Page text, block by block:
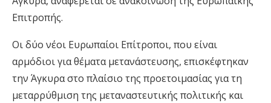
Επιτροπής.
Οι δύο νέοι Ευρωπαίοι Επίτροποι, που είναι
αρμόδιοι για θέματα μετανάστευσης, επισκέφτηκαν
την Άγκυρα στο πλαίσιο της προετοιμασίας για τη
μεταρρύθμιση της μεταναστευτικής πολιτικής και